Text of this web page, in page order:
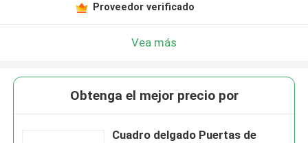
Proveedor verificado
Vea más
Obtenga el mejor precio por
Cuadro delgado Puertas de